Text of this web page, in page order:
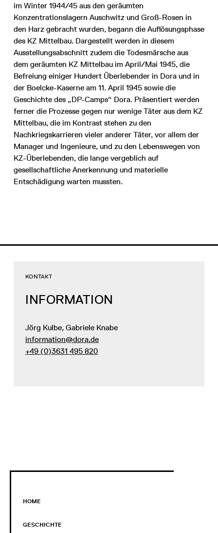
im Winter 1944/45 aus den geräumten
Konzentrationslagern Auschwitz und Groß-Rosen in
den Harz gebracht wurden, begann die Auflösungsphase
des KZ Mittelbau. Dargestellt werden in diesem
Ausstellungsabschnitt zudem die Todesmärsche aus
dem geräumten KZ Mittelbau im April/Mai 1945, die
Befreiung einiger Hundert Überlebender in Dora und in
der Boelcke-Kaserne am 11. April 1945 sowie die
Geschichte des „DP-Camps“ Dora. Präsentiert werden
ferner die Prozesse gegen nur wenige Täter aus dem KZ
Mittelbau, die im Kontrast stehen zu den
Nachkriegskarrieren vieler anderer Täter, vor allem der
Manager und Ingenieure, und zu den Lebenswegen von
KZ-Überlebenden, die lange vergeblich auf
gesellschaftliche Anerkennung und materielle
Entschädigung warten mussten.
INFORMATION
KONTAKT
Jörg Kulbe, Gabriele Knabe
information@dora.de
+49 (0)3631 495 820
HOME
GESCHICHTE